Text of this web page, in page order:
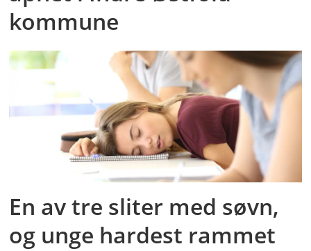
kommune
En av tre sliter med søvn,
og unge hardest rammet